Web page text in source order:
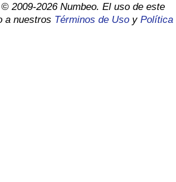
2009-2026 Numbeo. El uso de este
a nuestros Términos de Uso y Política